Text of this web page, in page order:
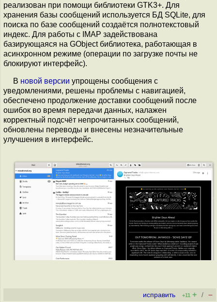
реализован при помощи библиотеки GTK3+. Для
хранения базы сообщений используется БД SQLite, для
поиска по базе сообщений создаётся полнотекстовый
индекс. Для работы с IMAP задействована
базирующаяся на GObject библиотека, работающая в
асинхронном режиме (операции по загрузке почты не
блокируют интерфейс).
В новой версии упрощены сообщения с
уведомлениями, решены проблемы с навигацией,
обеспечено продолжение доставки сообщений после
ошибок во время передачи данных, налажен
корректный подсчёт непрочитанных сообщений,
обновлены переводы и внесены незначительные
улучшения в интерфейс.
исправить +11 + / –